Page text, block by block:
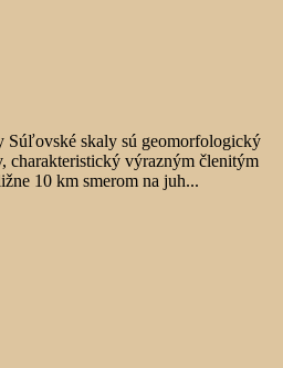
Súľovské skaly sú geomorfologický
charakteristický výrazným členitým
10 km smerom na juh...